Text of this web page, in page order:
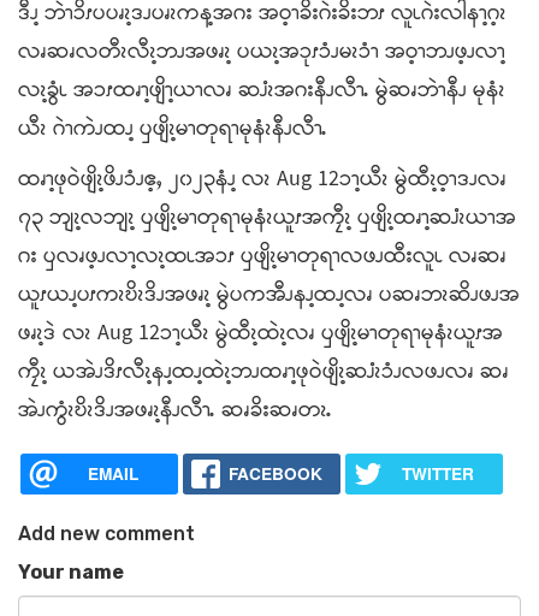
ဒီၪ့ ဘဲၫၥိၭပပၧၩ့ဒၪပၧၩကန့အဂး အဝ့ၫခိးဂဲးခိးဘၭ လူၬဂဲးလါနၫ့ဂ့ၩ
လၧဆၧလတီၩလီၩ့ဘၪအဖၧၩ့ ပယၩ့အၥုၭၥံၪမၩၥံၫ အဝ့ၫဘၪဖ့ၪလၫ့
လၩ့ခွံၬ အၥၭထၧၫ့ဖျိၫ့ယၫလၧ ဆၨၩအဂးနီၪလီၫႉ မွဲဆၧဘဲၫနီၪ မုနံၩ
ယီၩ ဂဲၫကဲၪထၪ့ ၦဖျိၩ့မၫတုရၫမုနံၩနီၪလီၫႉ
ထၧၫ့ဖုဝဲဖျိၩ့ဖိၪၥံၪဧ့ႇ ၂၀၂၃နံၪ့ လၩ Aug 12ၥၫ့ယီၩ မွဲထီၩ့ဝ့ၫဒၪလၧ
၇၃ ဘျၩ့လဘျၩ့ ၦဖျိၩ့မၫတုရၫမုနံၩယူၭအကၠီၩ့ ၦဖျိၩ့ထၧၫ့ဆၨၩယၫအ
ဂး ၦလၧဖ့ၪလၫ့လၩ့ထၬအၥၭ ၦဖျိၩ့မၫတုရၫလဖၪထီးလူၬ လၧဆၧ
ယူၭယၪ့ပၭကၩဎိၩဒိၪအဖၧၩ့ မွဲပကအီၪနၪ့ထၪ့လၧ ပဆၧဘၩဆိၪဖၪအ
ဖၧၩ့ဒဲ လၩ Aug 12ၥၫ့ယီၩ မွဲထီၩ့ထဲၩ့လၧ ၦဖျိၩ့မၫတုရၫမုနံၩယူၭအ
ကၠီၩ့ ယအဲၪဒိၭလီၩ့နၪ့ထၪ့ထဲၩ့ဘၪထၧၫ့ဖုဝဲဖျိၩ့ဆၨၩၥံၪလဖၪလၧ ဆၧ
အဲၪကွံၩဎိၩဒိၪအဖၧၩ့နီၪလီၫႉ ဆၧခိးဆၧတၩႉ
EMAIL FACEBOOK TWITTER
Add new comment
Your name